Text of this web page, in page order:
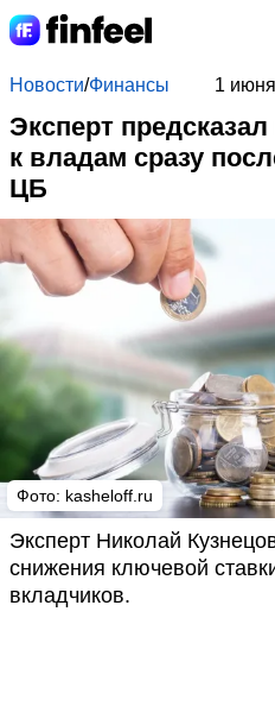
Новости/Финансы 1
Эксперт
к владам сразу
ЦБ
Фото: kasheloff.ru
Эксперт Николай
снижения ключевой
вкладчиков.